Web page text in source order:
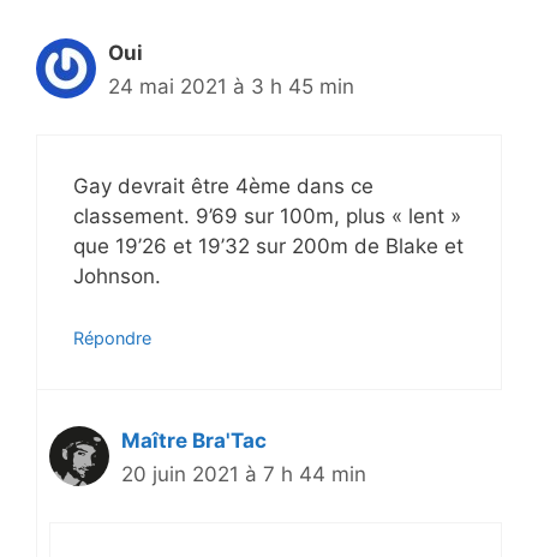
Oui
24 mai 2021 à 3 h 45 min
Gay devrait être 4ème dans ce
classement. 9’69 sur 100m, plus « lent »
que 19’26 et 19’32 sur 200m de Blake et
Johnson.
Répondre
Maître Bra'Tac
20 juin 2021 à 7 h 44 min